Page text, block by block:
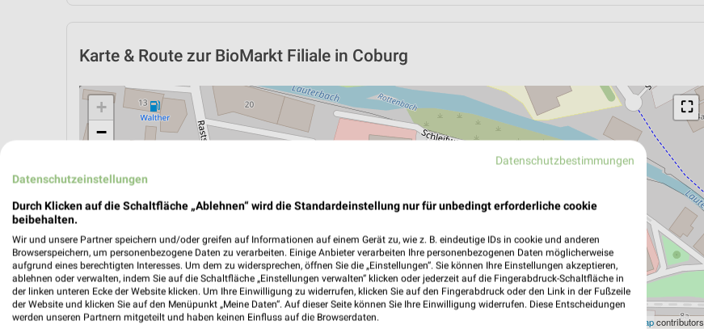
Karte & Route zur BioMarkt Filiale in Coburg
⛶
+
−
OpenStreetMapcontributors
Datenschutzbestimmungen
Datenschutzeinstellungen
Durch Klicken auf die Schaltfläche „Ablehnen“ wird die Standardeinstellung nur für unbedingt erforderliche cookie
beibehalten.
Wir und unsere Partner speichern und/oder greifen auf Informationen auf einem Gerät zu, wie z. B. eindeutige IDs in cookie und anderen
Browserspeichern, um personenbezogene Daten zu verarbeiten. Einige Anbieter verarbeiten Ihre personenbezogenen Daten möglicherweise
aufgrund eines berechtigten Interesses. Um dem zu widersprechen, öffnen Sie die „Einstellungen“. Sie können Ihre Einstellungen akzeptieren,
ablehnen oder verwalten, indem Sie auf die Schaltfläche „Einstellungen verwalten“ klicken oder jederzeit auf die Fingerabdruck-Schaltfläche in
der linken unteren Ecke der Website klicken. Um Ihre Einwilligung zu widerrufen, klicken Sie auf den Fingerabdruck oder den Link in der Fußzeile
der Website und klicken Sie auf den Menüpunkt „Meine Daten“. Auf dieser Seite können Sie Ihre Einwilligung widerrufen. Diese Entscheidungen
werden unseren Partnern mitgeteilt und haben keinen Einfluss auf die Browserdaten.